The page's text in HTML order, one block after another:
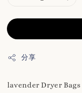
分享
lavender Dryer Bags